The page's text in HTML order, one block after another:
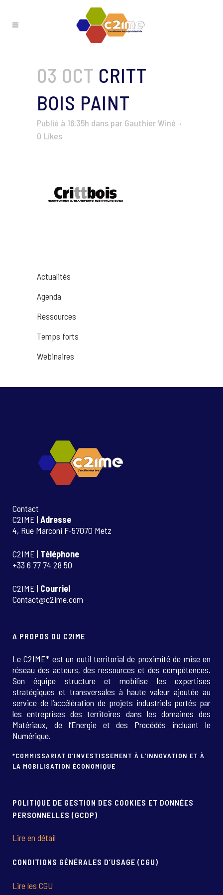
03 OCT CRITT
BOIS PAINT
Publié à 16:35h dans par Gauthier Winé
0 Likes
Actualités
Agenda
Ressources
Temps forts
Webinaires
Contact
C2IME | Adresse
4, Rue Marconi F-57070 Metz
C2IME | Téléphone
+33 6 77 74 28 50
C2IME | Courriel
Contact@c2ime.com
A PROPOS DU C2IME
Le C2IME* est un outil territorial de proximité de mise en
réseau des acteurs, des ressources et des compétences.
Son équipe structure et mobilise les expertises
stratégiques et transversales à haute valeur ajoutée au
service de l’accélération de projets industriels portés par
les entreprises des territoires dans les domaines des
Matériaux, de l’Energie et des Procédés incluant le
Numérique.
*COMMISSARIAT D’INVESTISSEMENT À L’INNOVATION ET À
LA MOBILISATION ÉCONOMIQUE
POLITIQUE DE GESTION DES COOKIES ET DONNÉES
PERSONNELLES (GCDP)
Lire en détail
CONDITIONS GÉNÉRALES D’USAGE (CGU)
Lire les CGU